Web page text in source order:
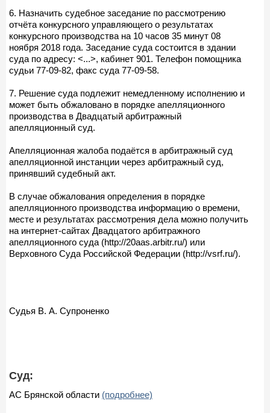
6. Назначить судебное заседание по рассмотрению
отчёта конкурсного управляющего о результатах
конкурсного производства на 10 часов 35 минут 08
ноября 2018 года. Заседание суда состоится в здании
суда по адресу: <...>, кабинет 901. Телефон помощника
судьи 77-09-82, факс суда 77-09-58.
7. Решение суда подлежит немедленному исполнению и
может быть обжаловано в порядке апелляционного
производства в Двадцатый арбитражный
апелляционный суд.
Апелляционная жалоба подаётся в арбитражный суд
апелляционной инстанции через арбитражный суд,
принявший судебный акт.
В случае обжалования определения в порядке
апелляционного производства информацию о времени,
месте и результатах рассмотрения дела можно получить
на интернет-сайтах Двадцатого арбитражного
апелляционного суда (http://20aas.arbitr.ru/) или
Верховного Суда Российской Федерации (http://vsrf.ru/).
Судья В. А. Супроненко
Суд:
АС Брянской области (подробнее)